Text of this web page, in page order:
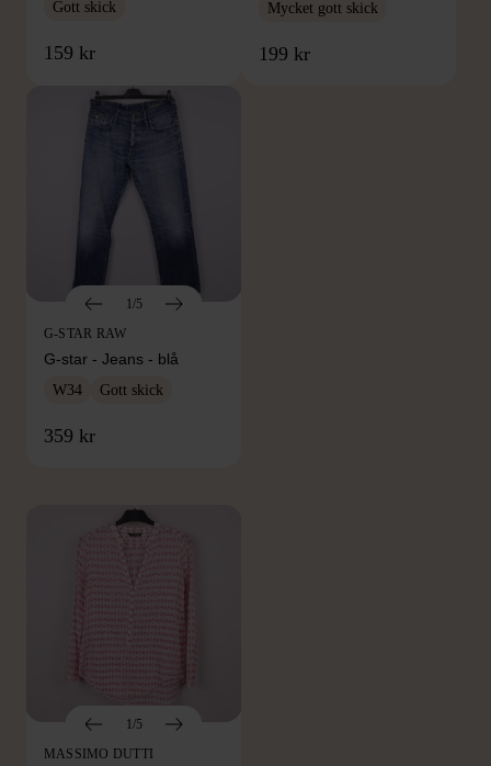
Gott skick
159 kr
Mycket gott skick
199 kr
1/5
G-STAR RAW
G-star - Jeans - blå
W34 Gott skick
359 kr
FRÅN SAMMA VARUMÄRKE
1/5
MASSIMO DUTTI